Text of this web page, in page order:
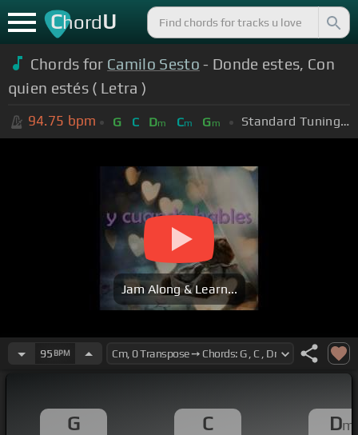
ChordU
Chords for Camilo Sesto - Donde estes, Con
quien estés ( Letra )
94.75 bpm G C Dm Cm Gm Standard Tuning (EADGBE)
Jam Along & Learn...
95 BPM
G C Dm